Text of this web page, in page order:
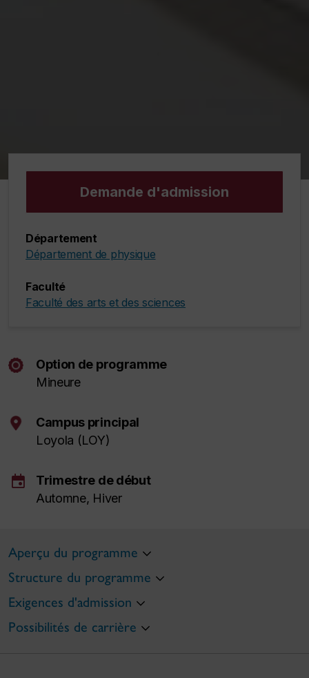
Demande d'admission
Département
Département de physique
Faculté
Faculté des arts et des sciences
Option de programme
Mineure
Campus principal
Loyola (LOY)
event
Trimestre de début
Automne, Hiver
Aperçu du programme
Structure du programme
Exigences d'admission
Possibilités de carrière